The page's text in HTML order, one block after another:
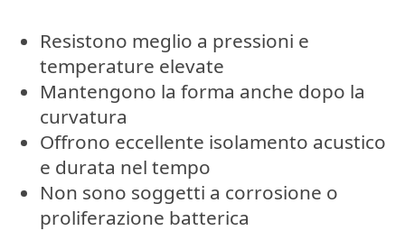
Resistono meglio a pressioni e
temperature elevate
Mantengono la forma anche dopo la
curvatura
Offrono eccellente isolamento acustico
e durata nel tempo
Non sono soggetti a corrosione o
proliferazione batterica